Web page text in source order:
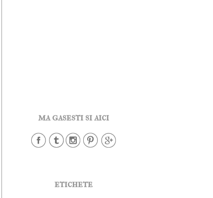
ma gasesti si aici
etichete